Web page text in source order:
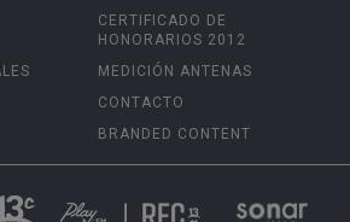
CERTIFICADO DE
HONORARIOS 2012
MEDICIÓN ANTENAS
CONTACTO
BRANDED CONTENT